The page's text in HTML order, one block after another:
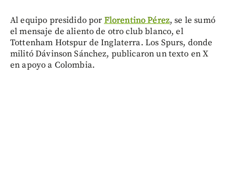
Al equipo presidido por Florentino Pérez, se le sumó
el mensaje de aliento de otro club blanco, el
Tottenham Hotspur de Inglaterra. Los Spurs, donde
militó Dávinson Sánchez, publicaron un texto en X
en apoyo a Colombia.